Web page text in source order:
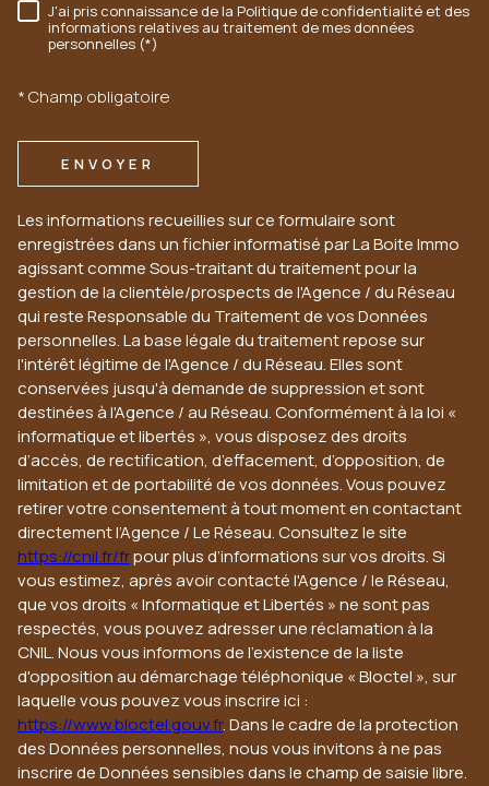
RÈGLEMENTATION
J'ai pris connaissance de la Politique de confidentialité et des
informations relatives au traitement de mes données
personnelles (*)
* Champ obligatoire
ENVOYER
Les informations recueillies sur ce formulaire sont
enregistrées dans un fichier informatisé par La Boite Immo
agissant comme Sous-traitant du traitement pour la
gestion de la clientèle/prospects de l'Agence / du Réseau
qui reste Responsable du Traitement de vos Données
personnelles. La base légale du traitement repose sur
l'intérêt légitime de l'Agence / du Réseau. Elles sont
conservées jusqu'à demande de suppression et sont
destinées à l'Agence / au Réseau. Conformément à la loi «
informatique et libertés », vous disposez des droits
d’accès, de rectification, d’effacement, d’opposition, de
limitation et de portabilité de vos données. Vous pouvez
retirer votre consentement à tout moment en contactant
directement l’Agence / Le Réseau. Consultez le site
https://cnil.fr/frpour plus d’informations sur vos droits. Si
vous estimez, après avoir contacté l'Agence / le Réseau,
que vos droits « Informatique et Libertés » ne sont pas
respectés, vous pouvez adresser une réclamation à la
CNIL. Nous vous informons de l’existence de la liste
d'opposition au démarchage téléphonique « Bloctel », sur
laquelle vous pouvez vous inscrire ici :
https://www.bloctel.gouv.fr. Dans le cadre de la protection
des Données personnelles, nous vous invitons à ne pas
inscrire de Données sensibles dans le champ de saisie libre.